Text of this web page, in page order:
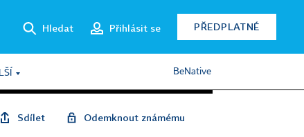
Hledat Přihlásit se PŘEDPLATNÉ
BeNative
Sdílet Odemknout známému